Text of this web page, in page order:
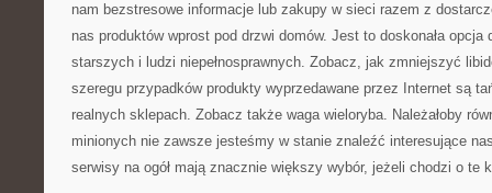
nam bezstresowe informacje lub zakupy w sieci razem z
nas produktów wprost pod drzwi domów. Jest to doskonała
starszych i ludzi niepełnosprawnych. Zobacz, jak zmniejszyć
szeregu przypadków produkty wyprzedawane przez Internet są
realnych sklepach. Zobacz także waga wieloryba. Należałoby
minionych nie zawsze jesteśmy w stanie znaleźć interesujące
serwisy na ogół mają znacznie większy wybór, jeżeli chodzi o te